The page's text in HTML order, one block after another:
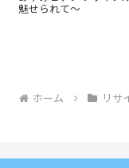
魅せられて～
ホーム リサ